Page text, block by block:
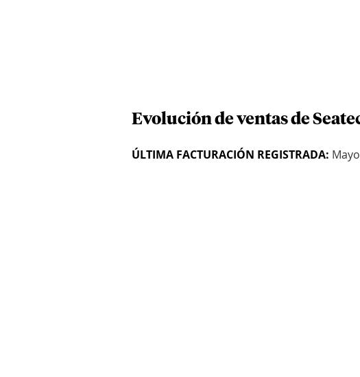
Evolución de ventas de
ÚLTIMA FACTURACIÓN REGISTRADA: